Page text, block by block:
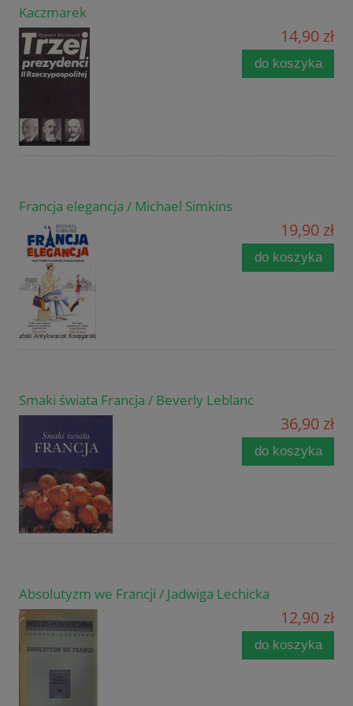
Kaczmarek
14,90 zł
do koszyka
Francja elegancja / Michael Simkins
19,90 zł
do koszyka
Smaki świata Francja / Beverly Leblanc
36,90 zł
do koszyka
Absolutyzm we Francji / Jadwiga Lechicka
12,90 zł
do koszyka